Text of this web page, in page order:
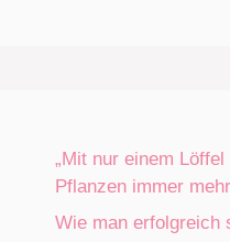
„Mit nur einem
Pflanzen immer
Wie man erfolgreich